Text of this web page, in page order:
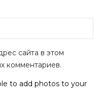
сайта в этом
комментариев.
to add photos to your